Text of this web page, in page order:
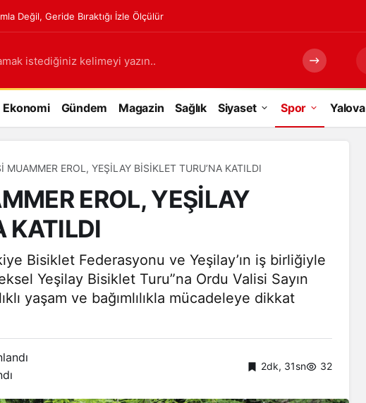
Değil, Geride Bıraktığı İzle Ölçülür
istediğiniz kelimeyi yazın..
Ekonomi Gündem Magazin Sağlık Siyaset Spor Yalova
MUAMMER EROL, YEŞİLAY BİSİKLET TURU’NA KATILDI
EROL, YEŞİLAY
KATILDI
Bisiklet Federasyonu ve Yeşilay’ın iş birliğiyle
Yeşilay Bisiklet Turu”na Ordu Valisi Sayın
yaşam ve bağımlılıkla mücadeleye dikkat
2dk, 31sn 32